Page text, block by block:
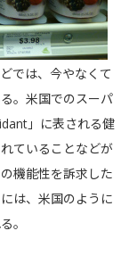
では、今やなくて
。米国でのスーパ
」に表される健
ていることなどが
機能性を訴求した
は、米国のように
。